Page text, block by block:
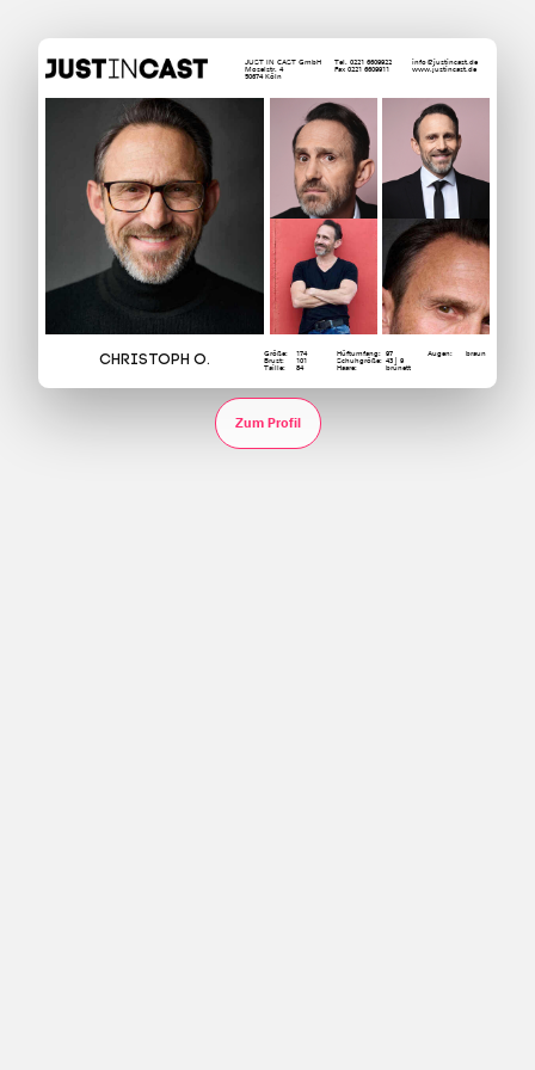
JUST IN CAST GmbH
Moselstr. 4
50674 Köln
Tel. 0221 6609922
Fax 0221 6609911
info@justincast.de
www.justincast.de
Christoph O. Größe: 174 Hüftumfang: 97 Augen: braun
Brust: 101 Schuhgröße: 43 | 9
Taille: 84 Haare: brünett
Zum Profil